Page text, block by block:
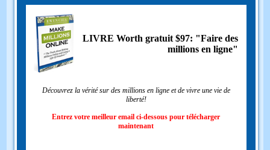
LIVRE Worth gratuit $97: "Faire des
millions en ligne"
Découvrez la vérité sur des millions en ligne et de vivre une vie de
liberté!
Entrez votre meilleur email ci-dessous pour télécharger
maintenant